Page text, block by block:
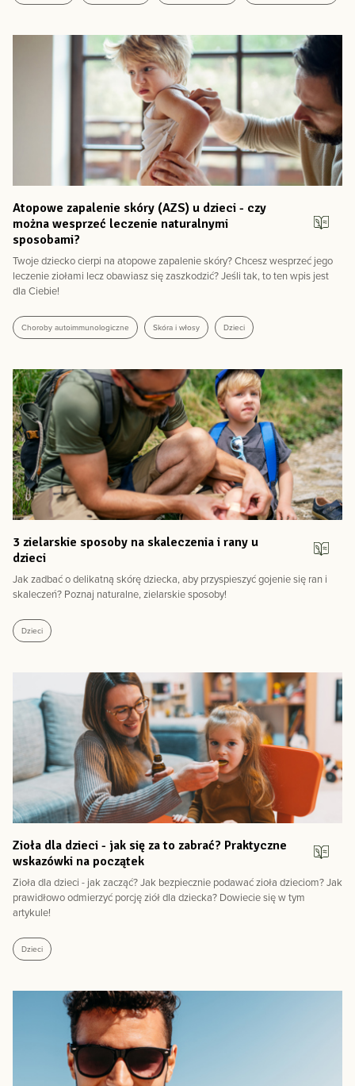
Atopowe zapalenie skóry (AZS) u dzieci - czy
można wesprzeć leczenie naturalnymi
sposobami?
Twoje dziecko cierpi na atopowe zapalenie skóry? Chcesz wesprzeć jego
leczenie ziołami lecz obawiasz się zaszkodzić? Jeśli tak, to ten wpis jest
dla Ciebie!
Choroby autoimmunologiczne Skóra i włosy Dzieci
3 zielarskie sposoby na skaleczenia i rany u
dzieci
Jak zadbać o delikatną skórę dziecka, aby przyspieszyć gojenie się ran i
skaleczeń? Poznaj naturalne, zielarskie sposoby!
Dzieci
Zioła dla dzieci - jak się za to zabrać? Praktyczne
wskazówki na początek
Zioła dla dzieci - jak zacząć? Jak bezpiecznie podawać zioła dzieciom? Jak
prawidłowo odmierzyć porcję ziół dla dziecka? Dowiecie się w tym
artykule!
Dzieci